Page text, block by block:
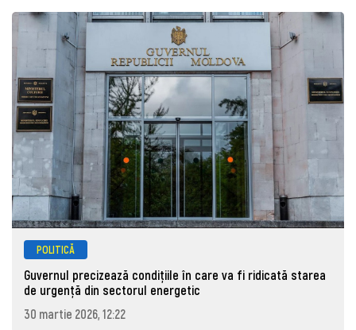
POLITICĂ
Guvernul precizează condițiile în care va fi ridicată starea
de urgență din sectorul energetic
30 martie 2026, 12:22